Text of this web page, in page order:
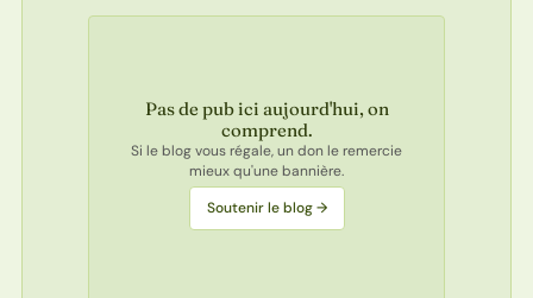
Pas de pub ici aujourd'hui, on
comprend.
Si le blog vous régale, un don le remercie
mieux qu'une bannière.
Soutenir le blog →